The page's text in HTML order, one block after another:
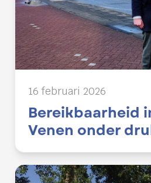
16 februari 2026
Bereikbaarheid
Venen onder